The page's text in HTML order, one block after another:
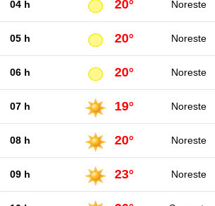
04 h 20° Noreste
05 h 20° Noreste
06 h 20° Noreste
07 h 19° Noreste
08 h 20° Noreste
09 h 23° Noreste